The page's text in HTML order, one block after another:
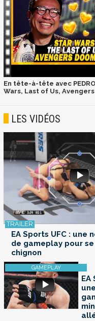
En tête-à-tête avec
Wars, Last of Us,
LES VIDÉOS
EA Sports UFC : une
de gameplay pour
chignon
EA